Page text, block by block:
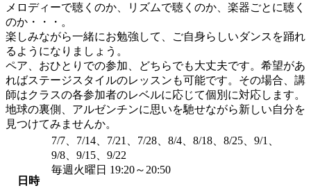
メロディーで聴くのか、リズムで聴くのか、楽器ごとに聴く
のか・・・。
楽しみながら一緒にお勉強して、ご自身らしいダンスを踊れ
るようになりましょう。
ペア、おひとりでの参加、どちらでも大丈夫です。希望があ
ればステージスタイルのレッスンも可能です。その場合、講
師はクラスの各参加者のレベルに応じて個別に対応します。
地球の裏側、アルゼンチンに思いを馳せながら新しい自分を
見つけてみませんか。
日時
7/7、7/14、7/21、7/28、8/4、8/18、8/25、9/1、
9/8、9/15、9/22
毎週火曜日 19:20～20:50